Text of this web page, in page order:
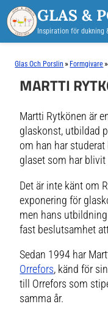
GLAS &
Inspiration för dukning
Glas Och Porslin » Formgivare »
MARTTI
Martti Rytkönen är
glaskonst, utbildad
om han har
glaset som har
Det är inte känt om
exponering för
men hans
fast beslutsamhet
Sedan 1994 har
Orrefors, känd för
till Orrefors som
samma år.